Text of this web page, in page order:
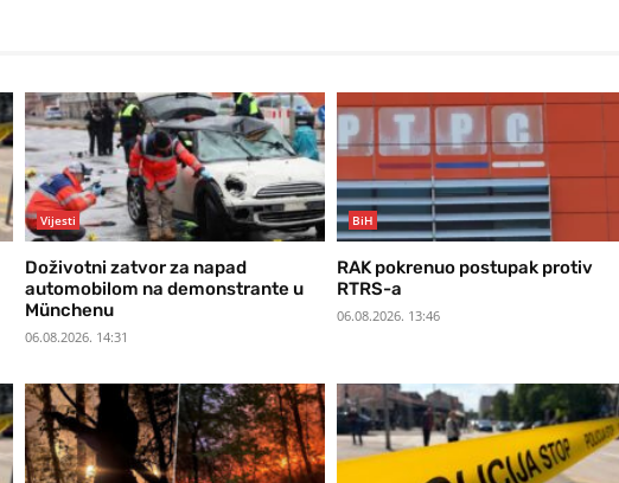
Vijesti
Doživotni zatvor za napad
automobilom na demonstrante u
Münchenu
06.08.2026. 14:31
BiH
RAK pokrenuo postupak protiv
RTRS-a
06.08.2026. 13:46